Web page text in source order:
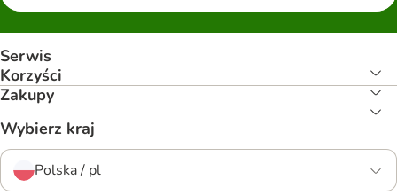
Serwis
Korzyści
Zakupy
Wybierz kraj
Polska / pl